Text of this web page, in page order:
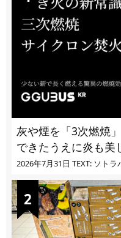
灰や煙を「3次燃焼
できたうえに炎も美
2026年7月31日 TEXT: ソト